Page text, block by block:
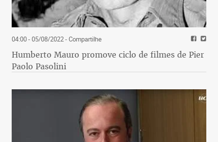
04:00 - 05/08/2022- Compartilhe
Humberto Mauro promove ciclo de filmes de Pier
Paolo Pasolini